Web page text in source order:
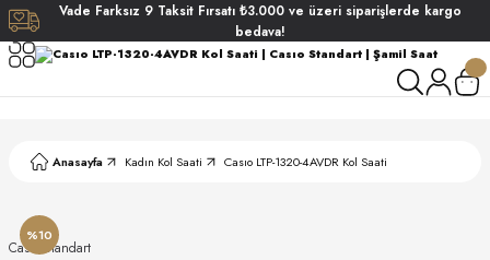
Vade Farksız 9 Taksit Fırsatı ₺3.000 ve üzeri siparişlerde kargo
bedava!
Anasayfa Kadın Kol Saati Casıo LTP-1320-4AVDR Kol Saati
%10
Casıo Standart